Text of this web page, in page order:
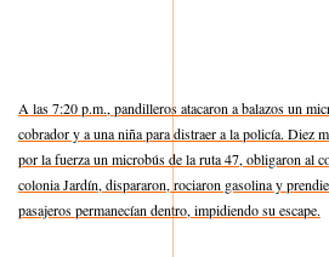
A las 7:20 p.m., pandilleros atacaron a balazos un
cobrador y a una niña para distraer a la policía. Diez
por la fuerza un microbús de la ruta 47, obligaron al
colonia Jardín, dispararon, rociaron gasolina y
pasajeros permanecían dentro, impidiendo su escape.